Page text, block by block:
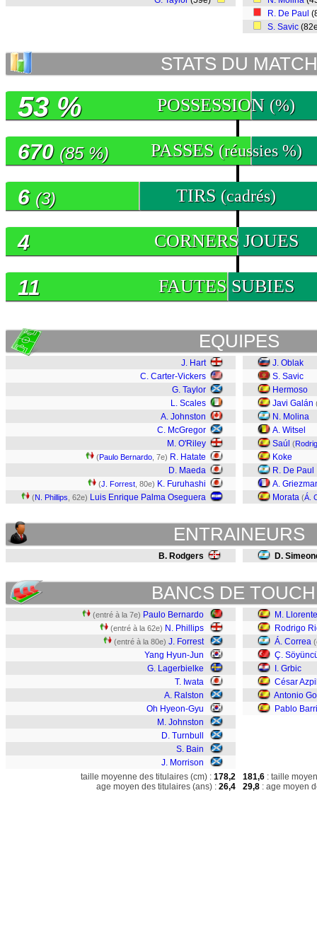
R. De Paul
S. Savic
STATS DU MATCH
POSSESSION (%)
53 %
PASSES (réussies %)
670 (85 %)
TIRS (cadrés)
6 (3)
CORNERS JOUES
4
FAUTES SUBIES
11
EQUIPES
J. Hart
C. Carter-Vickers
G. Taylor
L. Scales
A. Johnston
C. McGregor
M. O'Riley
(Paulo Bernardo , 7e) R. Hatate
D. Maeda
(J. Forrest , 80e) K. Furuhashi
(N. Phillips , 62e) Luis Enrique Palma Oseguera
J. Oblak
S. Savic
Hermoso
Javi Galán
N. Molina
A. Witsel
Saúl (
Koke
R. De Paul
A.
Morata (Á.
ENTRAINEURS
B. Rodgers D.
BANCS DE
(entré à la 7e) Paulo Bernardo
(entré à la 62e) N. Phillips
(entré à la 80e) J. Forrest
Yang Hyun-Jun
G. Lagerbielke
T. Iwata
A. Ralston
Oh Hyeon-Gyu
M. Johnston
D. Turnbull
S. Bain
J. Morrison
M. Llorente
Rodrigo
Á. Correa
Ç.
I. Grbic
César
Antonio
Pablo
taille moyenne des titulaires (cm) : 178,2
age moyen des titulaires (ans) : 26,4
181,6 : taille
29,8 : age moyen